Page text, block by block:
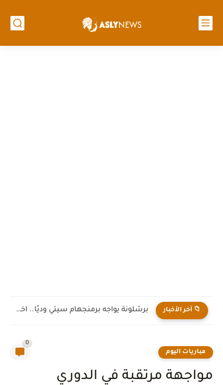
📁 آخر الأخبار برشلونة يواجه برمنجهام سيتي وديًا.. اختبار جديد لهانز فليك قبل...
مباريات اليوم
0
مواجهة مرتقبة في الدوري